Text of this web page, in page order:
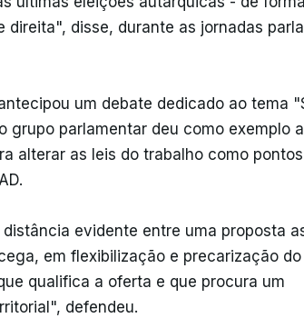
disse, durante as jornadas
um debate dedicado ao tema
grupo parlamentar deu como exemplo
alterar as leis do trabalho como
evidente entre uma proposta
em flexibilização e precarização
qualifica a oferta e que procura um
defendeu.